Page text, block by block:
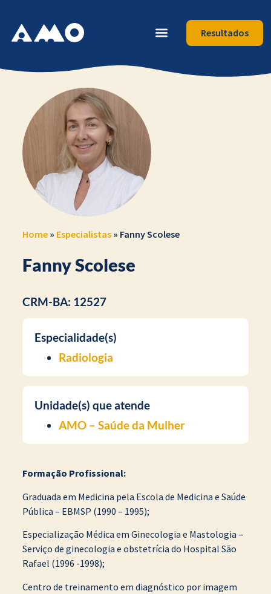
Resultados
Home» Especialistas» Fanny Scolese
Fanny Scolese
CRM-BA: 12527
Especialidade(s)
Radiologia
Unidade(s) que atende
AMO – Saúde da Mulher
Formação Profissional:
Graduada em Medicina pela Escola de Medicina e Saúde
Pública – EBMSP (1990 – 1995);
Especialização Médica em Ginecologia e Mastologia –
Serviço de ginecologia e obstetrícia do Hospital São
Rafael (1996 -1998);
Centro de treinamento em diagnóstico por imagem